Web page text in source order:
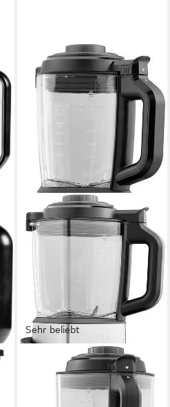
Sehr beliebt
Standmixer HB150EU
Suppenkocher
Leistung